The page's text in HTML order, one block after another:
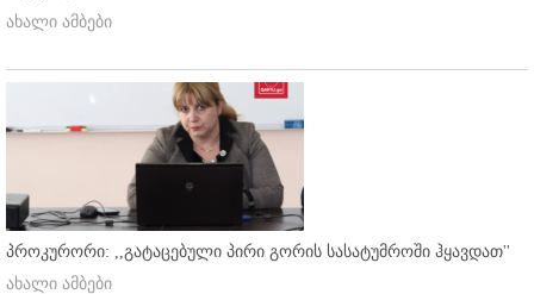
ახალი ამბები
პროკურორი: ,,გატაცებული პირი გორის სასატუმროში ჰყავდათ''
ახალი ამბები